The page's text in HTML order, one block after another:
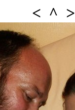
< ^ >